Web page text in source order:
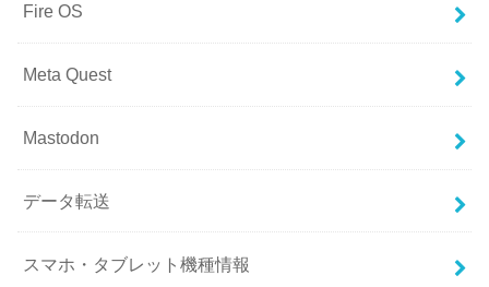
Fire OS
Meta Quest
Mastodon
データ転送
スマホ・タブレット機種情報